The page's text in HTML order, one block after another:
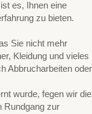
es, Ihnen eine
zu bieten.
Sie nicht mehr
Kleidung und vieles
Abbrucharbeiten oder
wurde, fegen wir die
Rundgang zur